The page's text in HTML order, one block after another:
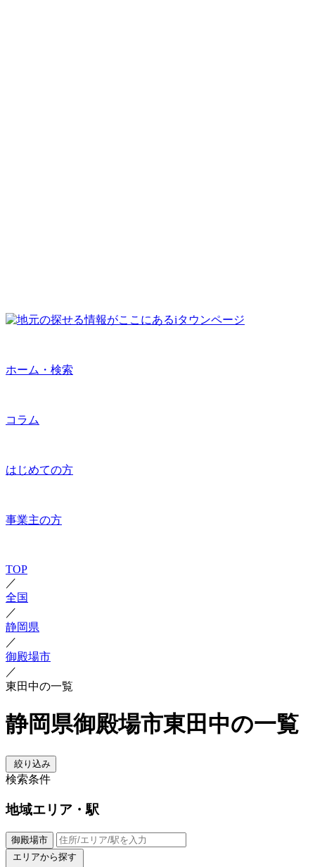
ホーム・検索
コラム
はじめての方
事業主の方
TOP
／
全国
／
静岡県
／
御殿場市
／
東田中の一覧
静岡県御殿場市東田中の一覧
絞り込み
検索条件
地域エリア・駅
御殿場市
エリアから探す